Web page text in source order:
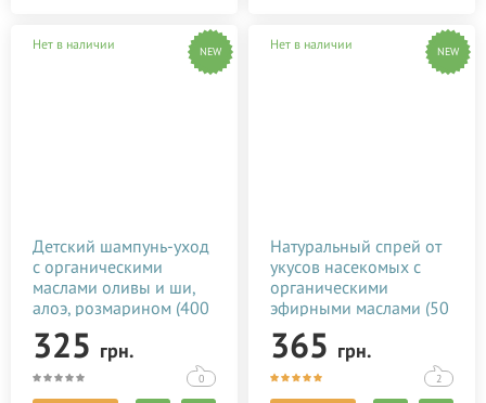
Нет в наличии NEW
Детский шампунь-уход
с органическими
маслами оливы и ши,
алоэ, розмарином (400
мл)
325 грн.
0
Нет в наличии NEW
Натуральный спрей от
укусов насекомых с
органическими
эфирными маслами (50
мл)
365 грн.
2